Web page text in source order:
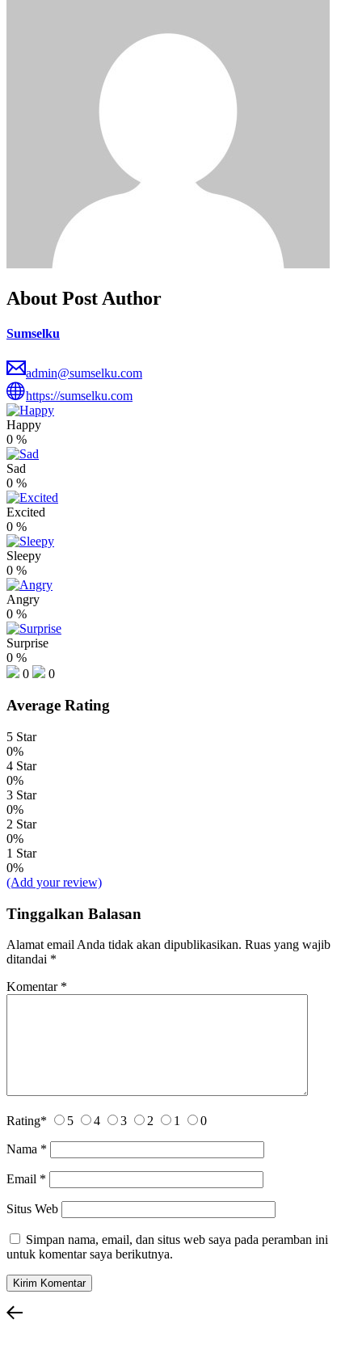
About Post Author
Sumselku
admin@sumselku.com
https://sumselku.com
Happy
0 %
Sad
0 %
Excited
0 %
Sleepy
0 %
Angry
0 %
Surprise
0 %
0
0
Average Rating
5 Star
0%
4 Star
0%
3 Star
0%
2 Star
0%
1 Star
0%
(Add your review)
Tinggalkan Balasan
Alamat email Anda tidak akan dipublikasikan. Ruas yang wajib
ditandai *
Komentar *
Rating* 5 4 3 2 1 0
Nama *
Email *
Situs Web
Simpan nama, email, dan situs web saya pada peramban ini
untuk komentar saya berikutnya.